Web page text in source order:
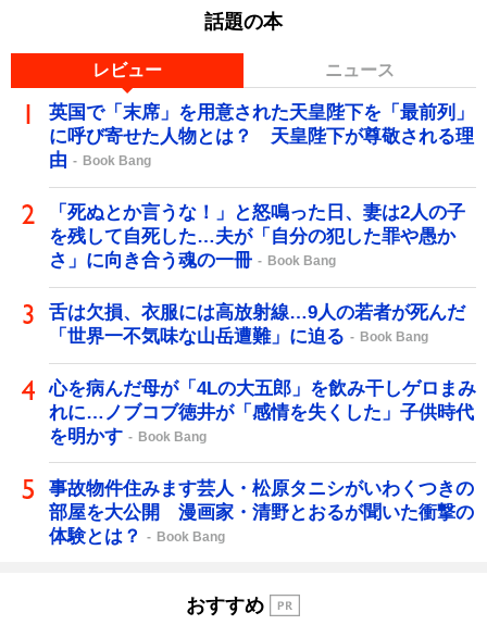
話題の本
レビュー ニュース
英国で「末席」を用意された天皇陛下を「最前列」
に呼び寄せた人物とは？ 天皇陛下が尊敬される理
由
Book Bang
「死ぬとか言うな！」と怒鳴った日、妻は2人の子
を残して自死した…夫が「自分の犯した罪や愚か
さ」に向き合う魂の一冊
Book Bang
舌は欠損、衣服には高放射線…9人の若者が死んだ
「世界一不気味な山岳遭難」に迫る
Book Bang
心を病んだ母が「4Lの大五郎」を飲み干しゲロまみ
れに…ノブコブ徳井が「感情を失くした」子供時代
を明かす
Book Bang
事故物件住みます芸人・松原タニシがいわくつきの
部屋を大公開 漫画家・清野とおるが聞いた衝撃の
体験とは？
Book Bang
おすすめ